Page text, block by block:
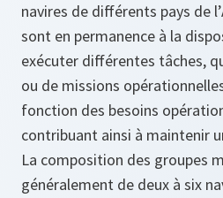
navires de différents pays de
sont en permanence à la
exécuter différentes tâches,
ou de missions
fonction des besoins
contribuant ainsi à maintenir
La composition des groupes
généralement de deux à six